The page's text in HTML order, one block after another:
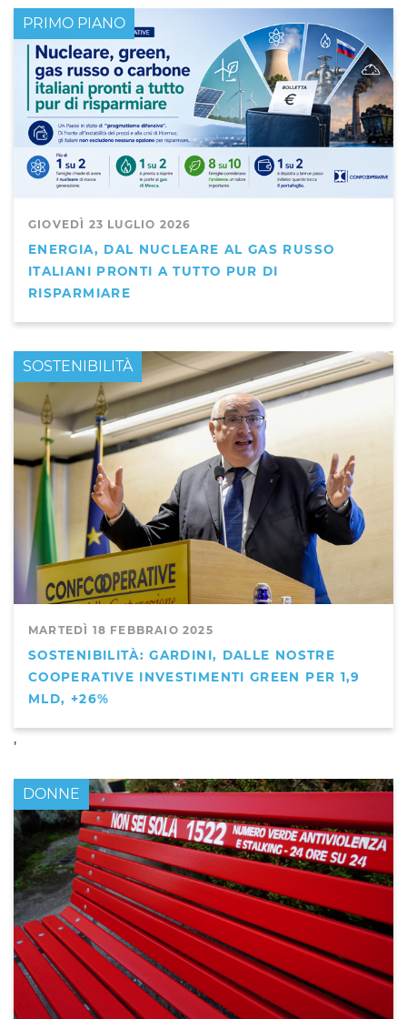
GIOVEDÌ 23 LUGLIO 2026
ENERGIA, DAL NUCLEARE AL GAS RUSSO
ITALIANI PRONTI A TUTTO PUR DI
RISPARMIARE
PRIMO PIANO
MARTEDÌ 18 FEBBRAIO 2025
SOSTENIBILITÀ: GARDINI, DALLE NOSTRE
COOPERATIVE INVESTIMENTI GREEN PER 1,9
MLD, +26%
PRIMO PIANO
,
SOSTENIBILITÀ
DONNE